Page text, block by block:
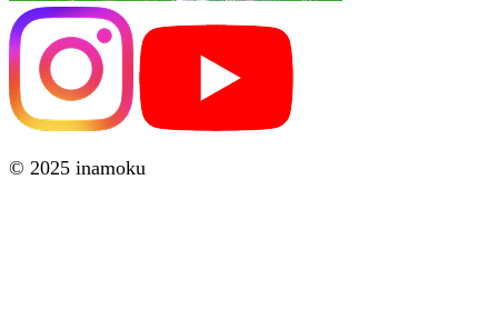
© 2025 inamoku